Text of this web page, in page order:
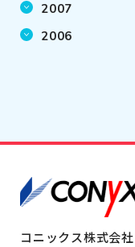
2007
2006
コニックス株式会社